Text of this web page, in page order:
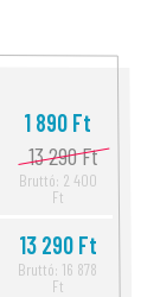
1 890 Ft
13 290 Ft
Bruttó: 2 400
Ft
13 290 Ft
Bruttó: 16 878
Ft